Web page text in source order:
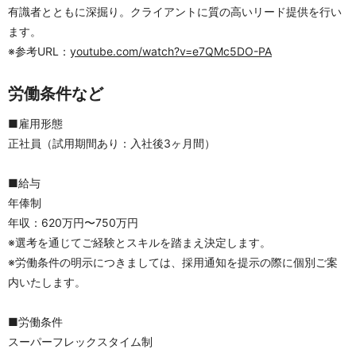
有識者とともに深掘り。クライアントに質の高いリード提供を行い
ます。
※参考URL： youtube.com/watch?v=e7QMc5DO-PA
労働条件など
■雇用形態
正社員（試用期間あり：入社後3ヶ月間）
■給与
年俸制
年収：620万円〜750万円
※選考を通じてご経験とスキルを踏まえ決定します。
※労働条件の明示につきましては、採用通知を提示の際に個別ご案
内いたします。
■労働条件
スーパーフレックスタイム制